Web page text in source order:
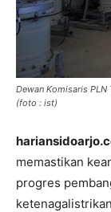
Dewan Komisaris
(foto : ist)
memastikan
progres